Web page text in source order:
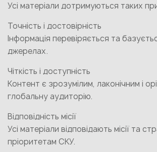
Усі матеріали дотримуються таких
Точність і достовірність
Інформація перевіряється та
джерелах.
Чіткість і доступність
Контент є зрозумілим, лаконічним і
глобальну аудиторію.
Відповідність місії
Усі матеріали відповідають місії та
пріоритетам СКУ.